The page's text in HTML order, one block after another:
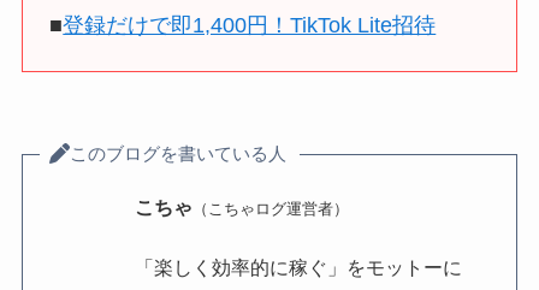
■登録だけで即1,400円！TikTok Lite招待
このブログを書いている人
こちゃ （こちゃログ運営者）
「楽しく効率的に稼ぐ」をモットーに